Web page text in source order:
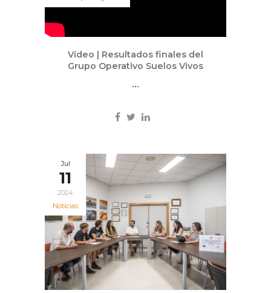
Vídeo | Resultados finales del
Grupo Operativo Suelos Vivos
...
Jul
11
2024
Noticias